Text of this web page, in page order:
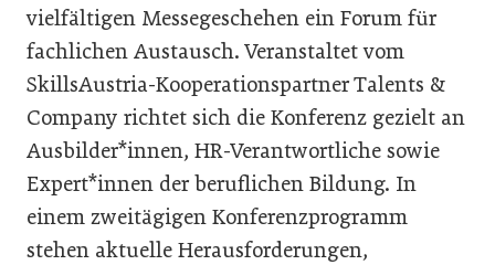
vielfältigen Messegeschehen ein Forum für
fachlichen Austausch. Veranstaltet vom
SkillsAustria-Kooperationspartner Talents &
Company richtet sich die Konferenz gezielt an
Ausbilder*innen, HR-Verantwortliche sowie
Expert*innen der beruflichen Bildung. In
einem zweitägigen Konferenzprogramm
stehen aktuelle Herausforderungen,